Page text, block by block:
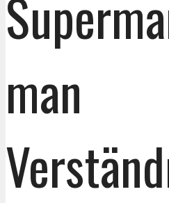
man